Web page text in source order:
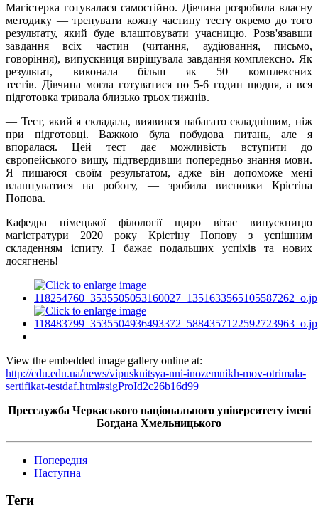
Магістерка готувалася самостійно. Дівчина розробила власну
методику — тренувати кожну частину тесту окремо до того
результату, який буде влаштовувати учасницю. Розв'язавши
завдання всіх частин (читання, аудіювання, письмо,
говоріння), випускниця вирішувала завдання комплексно. Як
результат, виконала більш як 50 комплексних
тестів. Дівчина могла готуватися по 5-6 годин щодня, а вся
підготовка тривала близько трьох тижнів.
— Тест, який я складала, виявився набагато складнішим, ніж
при підготовці. Важкою була побудова питань, але я
впоралася. Цей тест дає можливість вступити до
європейського вишу, підтвердивши попередньо знання мови.
Я пишаюся своїм результатом, адже він допоможе мені
влаштуватися на роботу, — зробила висновки Крістіна
Попова.
Кафедра німецької філології щиро вітає випускницю
магістратури 2020 року Крістіну Попову з успішним
складенням іспиту. І бажає подальших успіхів та нових
досягнень!
View the embedded image gallery online at:
http://cdu.edu.ua/news/vipusknitsya-nni-inozemnikh-mov-otrimala-
sertifikat-testdaf.html#sigProId2c26b16d99
Пресслужба Черкаського національного університету імені
Богдана Хмельницького
Попередня
Наступна
Теги